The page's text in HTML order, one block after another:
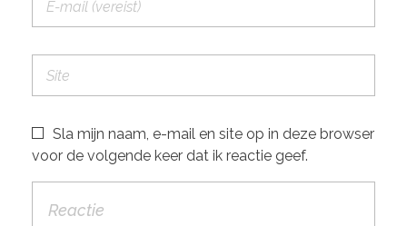
Sla mijn naam, e-mail en site op in deze browser
voor de volgende keer dat ik reactie geef.